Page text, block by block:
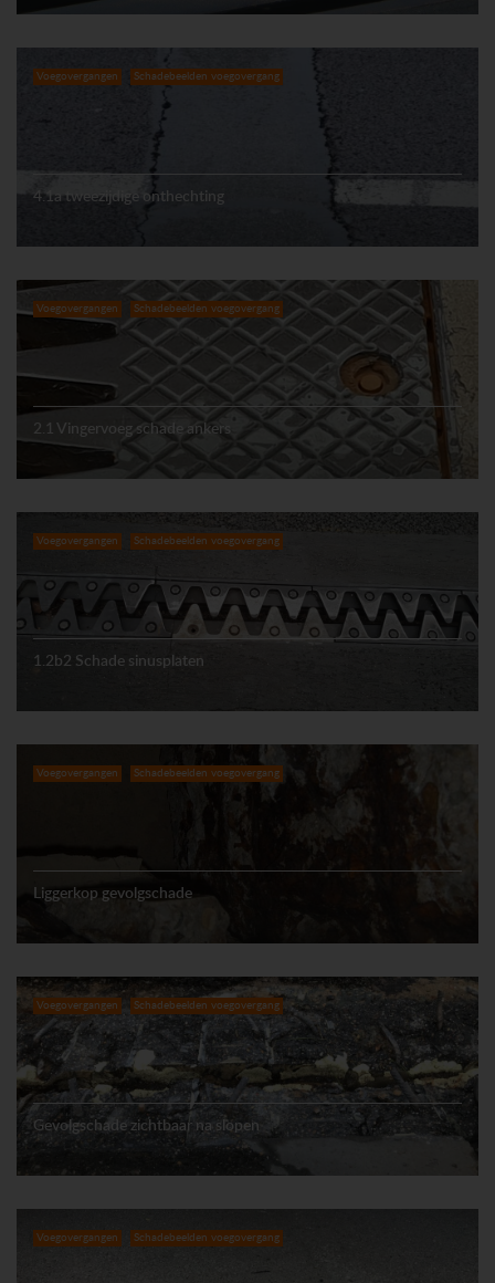
Voegovergangen Schadebeelden voegovergang
4.1a tweezijdige onthechting
Voegovergangen Schadebeelden voegovergang
2.1 Vingervoeg schade ankers
Voegovergangen Schadebeelden voegovergang
1.2b2 Schade sinusplaten
Voegovergangen Schadebeelden voegovergang
Liggerkop gevolgschade
Voegovergangen Schadebeelden voegovergang
Gevolgschade zichtbaar na slopen
Voegovergangen Schadebeelden voegovergang